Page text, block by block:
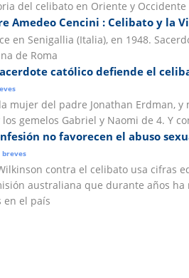
del celibato en Oriente y Occidente
Amedeo Cencini : Celibato y la
en Senigallia (Italia), en 1948.
de Roma
católico defiende el
mujer del padre Jonathan Erdman, y
los gemelos Gabriel y Naomi de 4. Y
no favorecen el abuso
breves
contra el celibato usa cifras
australiana que durante años
en el país